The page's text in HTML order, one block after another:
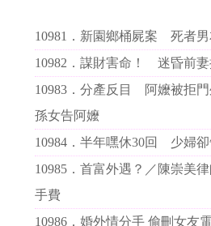
10981． 新園鄉桶屍案 死者男
10982． 謀財害命！ 迷昏前
10983． 分產反目 阿嬤被拒
孫女告阿嬤
10984． 半年嘿休30回 少婦卻
10985． 首富外遇？／陳崇美
手費
10986． 婚外情分手 偷刪女友